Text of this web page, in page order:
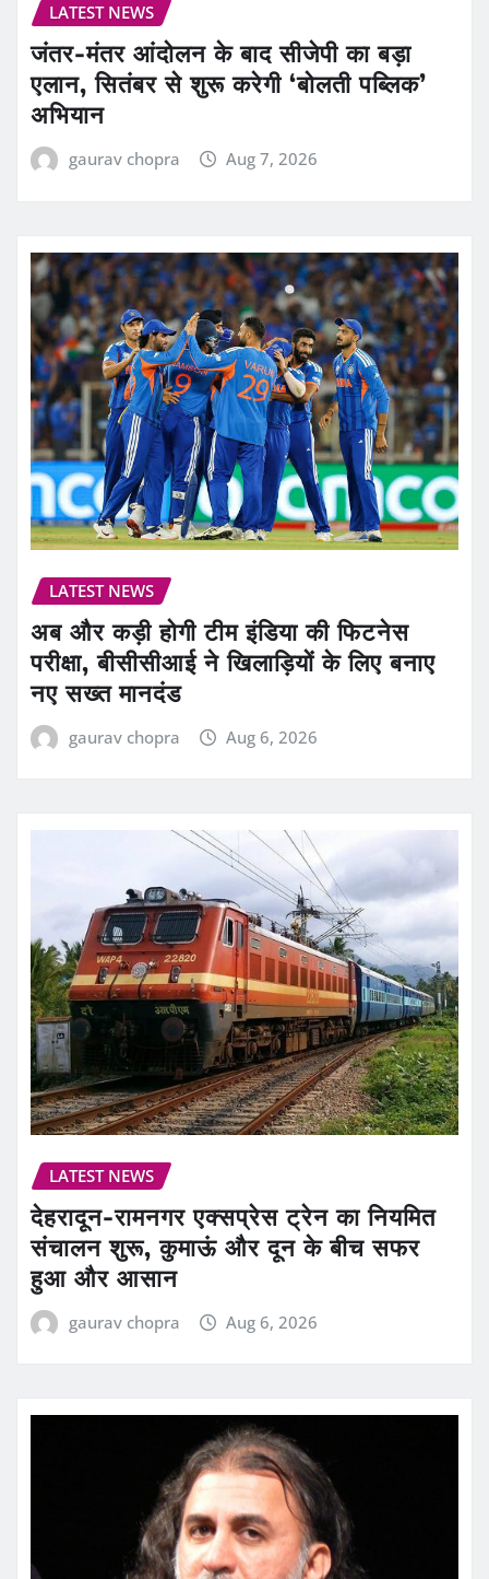
LATEST NEWS
जंतर-मंतर आंदोलन के बाद सीजेपी का बड़ा
एलान, सितंबर से शुरू करेगी ‘बोलती पब्लिक’
अभियान
gaurav chopra Aug 7, 2026
LATEST NEWS
अब और कड़ी होगी टीम इंडिया की फिटनेस
परीक्षा, बीसीसीआई ने खिलाड़ियों के लिए बनाए
नए सख्त मानदंड
gaurav chopra Aug 6, 2026
LATEST NEWS
देहरादून-रामनगर एक्सप्रेस ट्रेन का नियमित
संचालन शुरू, कुमाऊं और दून के बीच सफर
हुआ और आसान
gaurav chopra Aug 6, 2026